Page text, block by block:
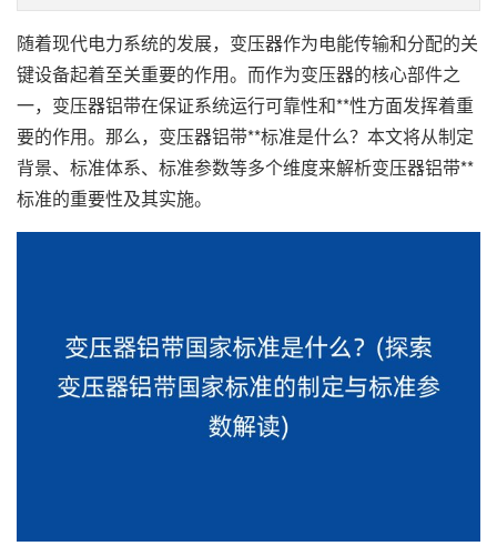
随着现代电力系统的发展，变压器作为电能传输和分配的关
键设备起着至关重要的作用。而作为变压器的核心部件之
一，变压器铝带在保证系统运行可靠性和**性方面发挥着重
要的作用。那么，变压器铝带**标准是什么？本文将从制定
背景、标准体系、标准参数等多个维度来解析变压器铝带**
标准的重要性及其实施。